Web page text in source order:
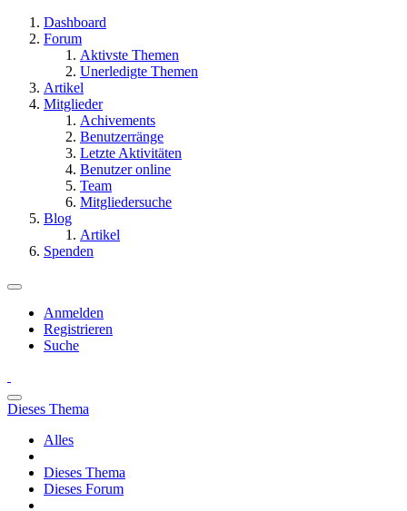
Dashboard
Forum
Aktivste Themen
Unerledigte Themen
Artikel
Mitglieder
Achivements
Benutzerränge
Letzte Aktivitäten
Benutzer online
Team
Mitgliedersuche
Blog
Artikel
Spenden
Anmelden
Registrieren
Suche
Dieses Thema
Alles
Dieses Thema
Dieses Forum